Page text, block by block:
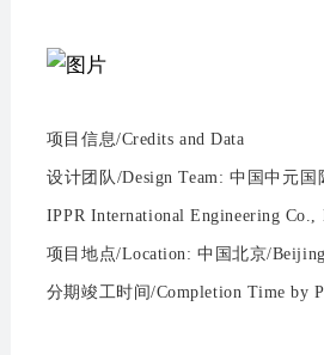
项目信息/Credits and Data
设计团队/Design Team: 中国中元
IPPR International Engineering Co.,
项目地点/Location: 中国北京/
分期竣工时间/Completion Time by